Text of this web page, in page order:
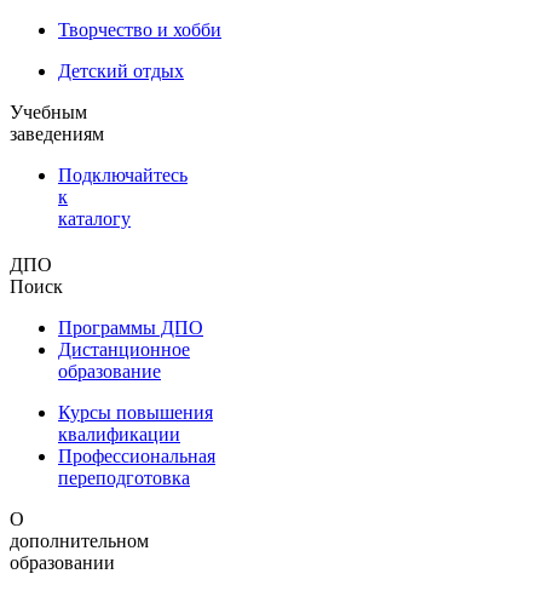
Творчество и хобби
Детский отдых
Учебным
заведениям
Подключайтесь
к
каталогу
ДПО
Поиск
Программы ДПО
Дистанционное
образование
Курсы повышения
квалификации
Профессиональная
переподготовка
О
дополнительном
образовании